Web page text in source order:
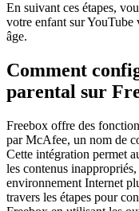
En suivant ces étapes,
votre enfant sur YouTube
âge.
Comment
parental sur
Freebox offre des
par McAfee, un nom de
Cette intégration permet
les contenus
environnement Internet
travers les étapes pour